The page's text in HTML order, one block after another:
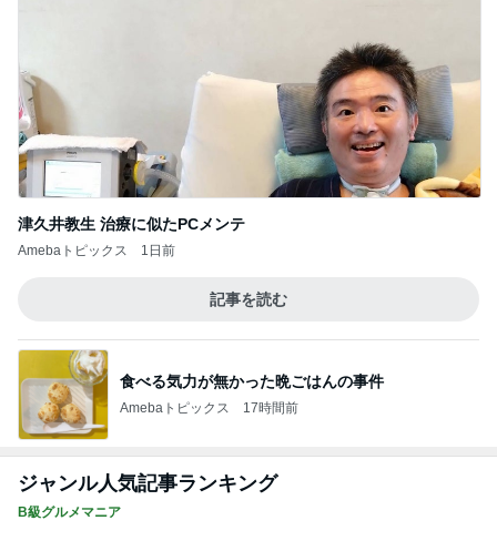
津久井教生 治療に似たPCメンテ
Amebaトピックス 1日前
記事を読む
食べる気力が無かった晩ごはんの事件
Amebaトピックス 17時間前
ジャンル人気記事ランキング
B級グルメマニア